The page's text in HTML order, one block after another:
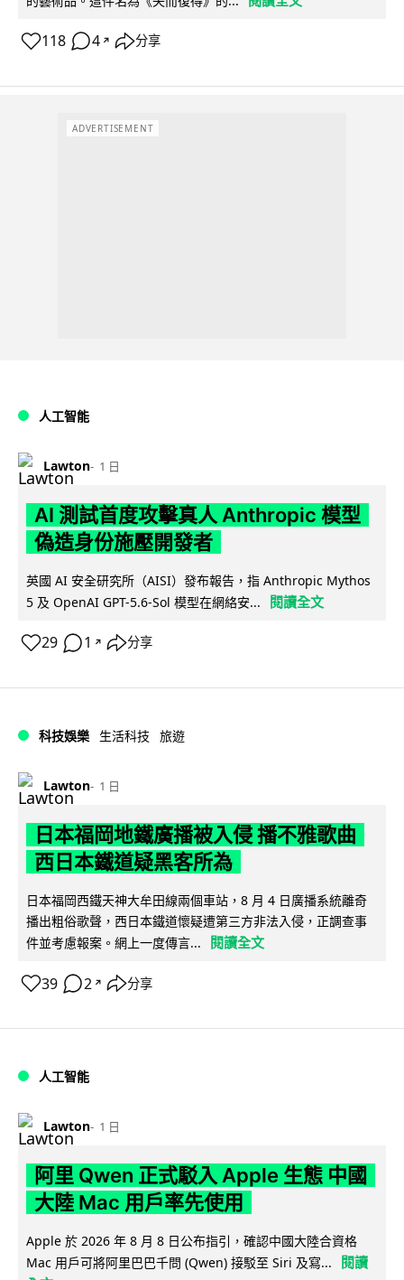
118 4 ↗ 分享
ADVERTISEMENT
人工智能
Lawton 1 日
AI 測試首度攻擊真人 Anthropic 模型
偽造身份施壓開發者
英國 AI 安全研究所（AISI）發布報告，指 Anthropic Mythos
5 及 OpenAI GPT-5.6-Sol 模型在網絡安...
閱讀全文
29 1 ↗ 分享
科技娛樂 生活科技 旅遊
Lawton 1 日
日本福岡地鐵廣播被入侵 播不雅歌曲
西日本鐵道疑黑客所為
日本福岡西鐵天神大牟田線兩個車站，8 月 4 日廣播系統離奇
播出粗俗歌聲，西日本鐵道懷疑遭第三方非法入侵，正調查事
件並考慮報案。網上一度傳言...
閱讀全文
39 2 ↗ 分享
人工智能
Lawton 1 日
阿里 Qwen 正式駁入 Apple 生態 中國
大陸 Mac 用戶率先使用
Apple 於 2026 年 8 月 8 日公布指引，確認中國大陸合資格
Mac 用戶可將阿里巴巴千問 (Qwen) 接駁至 Siri 及寫...
閱讀